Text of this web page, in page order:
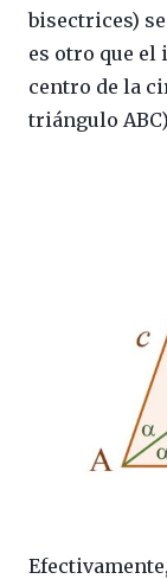
bisectrices)
es otro que el
centro de la
triángulo